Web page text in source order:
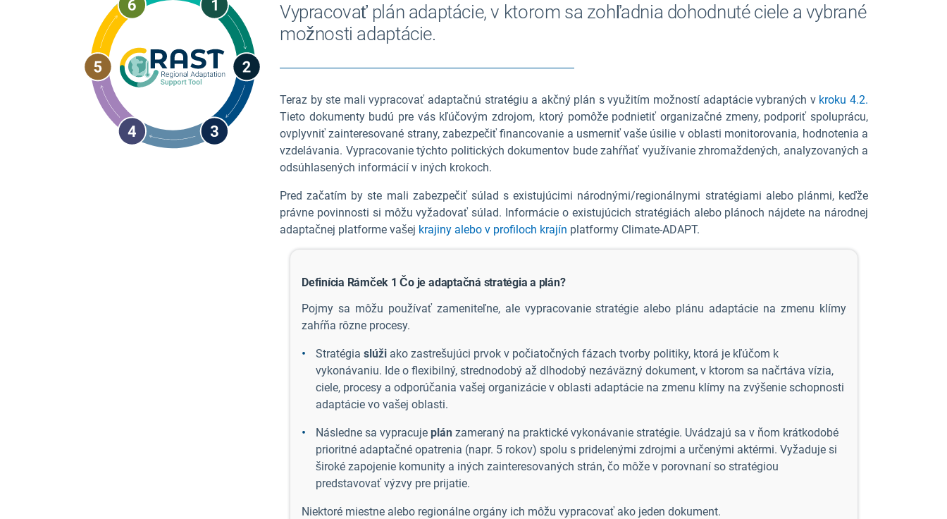
Vypracovať plán adaptácie, v ktorom sa zohľadnia dohodnuté ciele a vybrané
možnosti adaptácie.
Teraz by ste mali vypracovať adaptačnú stratégiu a akčný plán s využitím možností adaptácie vybraných v kroku 4.2.
Tieto dokumenty budú pre vás kľúčovým zdrojom, ktorý pomôže podnietiť organizačné zmeny, podporiť spoluprácu,
ovplyvniť zainteresované strany, zabezpečiť financovanie a usmerniť vaše úsilie v oblasti monitorovania, hodnotenia a
vzdelávania. Vypracovanie týchto politických dokumentov bude zahŕňať využívanie zhromaždených, analyzovaných a
odsúhlasených informácií v iných krokoch.
Pred začatím by ste mali zabezpečiť súlad s existujúcimi národnými/regionálnymi stratégiami alebo plánmi, keďže
právne povinnosti si môžu vyžadovať súlad. Informácie o existujúcich stratégiách alebo plánoch nájdete na národnej
adaptačnej platforme vašej krajiny alebo v profiloch krajín platformy Climate-ADAPT.
Definícia Rámček 1 Čo je adaptačná stratégia a plán?
Pojmy sa môžu používať zameniteľne, ale vypracovanie stratégie alebo plánu adaptácie na zmenu klímy
zahŕňa rôzne procesy.
Stratégia slúži ako zastrešujúci prvok v počiatočných fázach tvorby politiky, ktorá je kľúčom k
vykonávaniu. Ide o flexibilný, strednodobý až dlhodobý nezáväzný dokument, v ktorom sa načrtáva vízia,
ciele, procesy a odporúčania vašej organizácie v oblasti adaptácie na zmenu klímy na zvýšenie schopnosti
adaptácie vo vašej oblasti.
Následne sa vypracuje plán zameraný na praktické vykonávanie stratégie. Uvádzajú sa v ňom krátkodobé
prioritné adaptačné opatrenia (napr. 5 rokov) spolu s pridelenými zdrojmi a určenými aktérmi. Vyžaduje si
široké zapojenie komunity a iných zainteresovaných strán, čo môže v porovnaní so stratégiou
predstavovať výzvy pre prijatie.
Niektoré miestne alebo regionálne orgány ich môžu vypracovať ako jeden dokument.